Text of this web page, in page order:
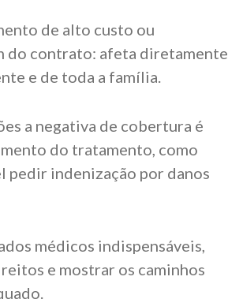
de alto custo ou
do contrato: afeta diretamente
e de toda a família.
a negativa de cobertura é
do tratamento, como
pedir indenização por danos
médicos indispensáveis,
e mostrar os caminhos